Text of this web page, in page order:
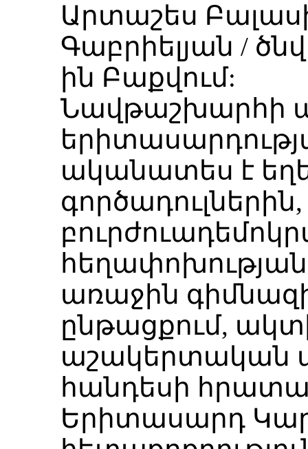
Արտաշես
Գաբրիելյան /
ին Բաքվում:
Նավթաշխարհի
ականատես է
առաջին
ընթացքում,
աշակերտական
հանդեսի
Երիտասարդ